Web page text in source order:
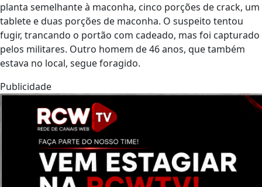
planta semelhante à maconha, cinco porções de crack, um
tablete e duas porções de maconha. O suspeito tentou
fugir, trancando o portão com cadeado, mas foi capturado
pelos militares. Outro homem de 46 anos, que também
estava no local, segue foragido.
Publicidade